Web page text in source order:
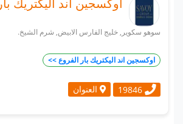
اوكسجين اند اليكتريك بار
سوهو سكوير, خليج الفارس الابيض, شرم الشيخ.
اوكسجين اند اليكتريك بار الفروع >>
19846 العنوان